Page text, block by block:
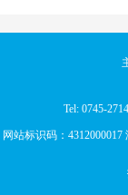
Tel: 0745-
网站标识码：4312000017